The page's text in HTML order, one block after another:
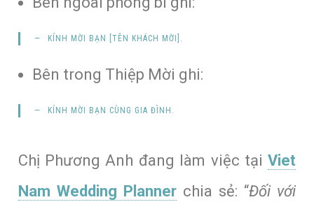
KÍNH MỜI BẠN TÊN KHÁCH MỜI
Bên trong Thiệp Mời ghi:
KÍNH MỜI BẠN CÙNG GIA ĐÌNH
Chị Phương Anh đang làm việc tạiViet
Nam Wedding Plannerchia sẻ: “Đối với